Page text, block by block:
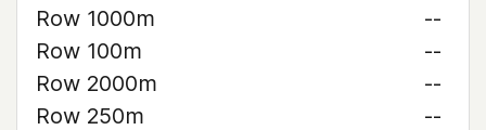
Row 1000m
--
Row 100m
--
Row 2000m
--
Row 250m
--